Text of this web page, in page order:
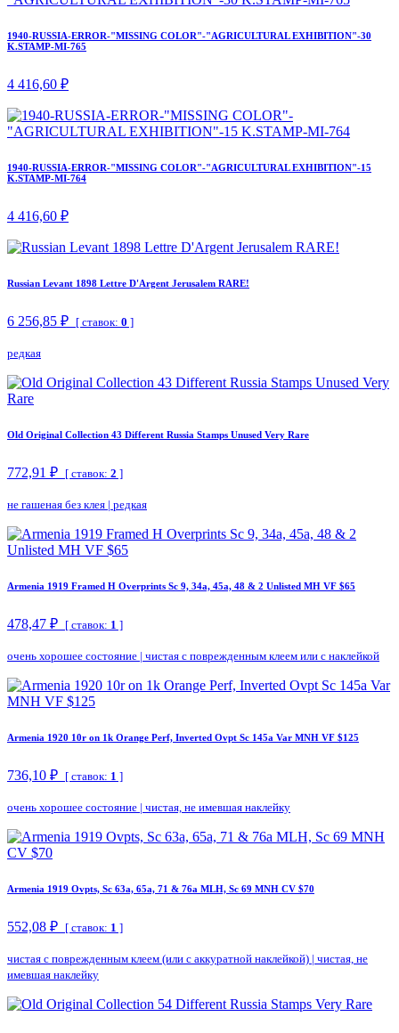
1940-RUSSIA-ERROR-"MISSING COLOR"-"AGRICULTURAL EXHIBITION"-30
K.STAMP-MI-765
4 416,60 ₽
1940-RUSSIA-ERROR-"MISSING COLOR"-"AGRICULTURAL EXHIBITION"-15
K.STAMP-MI-764
4 416,60 ₽
Russian Levant 1898 Lettre D'Argent Jerusalem RARE!
6 256,85 ₽ [ ставок: 0 ]
редкая
Old Original Collection 43 Different Russia Stamps Unused Very Rare
772,91 ₽ [ ставок: 2 ]
не гашеная без клея | редкая
Armenia 1919 Framed H Overprints Sc 9, 34a, 45a, 48 & 2 Unlisted MH VF $65
478,47 ₽ [ ставок: 1 ]
очень хорошее состояние | чистая с поврежденным клеем или с наклейкой
Armenia 1920 10r on 1k Orange Perf, Inverted Ovpt Sc 145a Var MNH VF $125
736,10 ₽ [ ставок: 1 ]
очень хорошее состояние | чистая, не имевшая наклейку
Armenia 1919 Ovpts, Sc 63a, 65a, 71 & 76a MLH, Sc 69 MNH CV $70
552,08 ₽ [ ставок: 1 ]
чистая с поврежденным клеем (или с аккуратной наклейкой) | чистая, не
имевшая наклейку